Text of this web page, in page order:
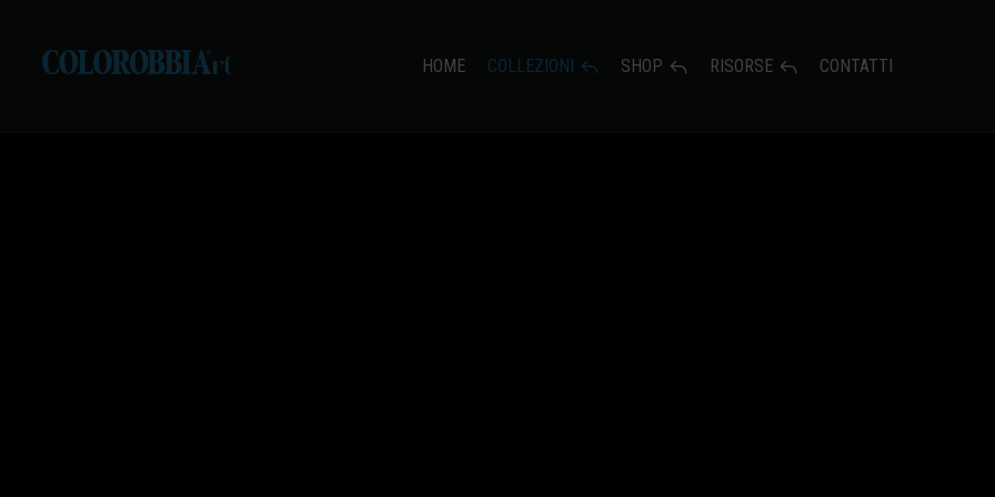
HOME COLLEZIONI SHOP RISORSE CONTATTI